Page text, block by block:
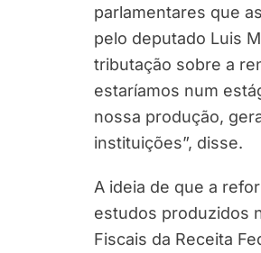
parlamentares que
pelo deputado Luis
tributação sobre a
estaríamos num
nossa produção,
instituições”, disse.
A ideia de que a
estudos produzidos
Fiscais da Receita